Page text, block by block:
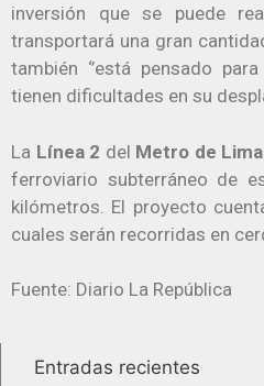
inversión que se puede
transportará una gran
también ‘’está pensado
tienen dificultades en su
La Línea 2 del Metro de Lima
ferroviario subterráneo de
kilómetros. El proyecto
cuales serán recorridas en
Fuente: Diario La República
Entradas recientes